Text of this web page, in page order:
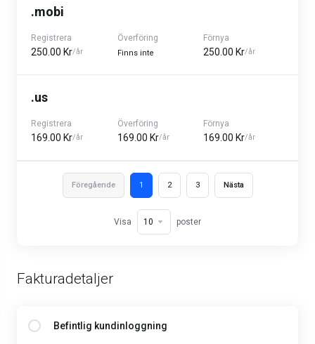
.mobi
Registrera
250.00 Kr/år
Överföring
Finns inte
Förnya
250.00 Kr/år
.us
Registrera
169.00 Kr/år
Överföring
169.00 Kr/år
Förnya
169.00 Kr/år
Visa poster
Föregående 1 2 3 Nästa
Fakturadetaljer
Befintlig kundinloggning